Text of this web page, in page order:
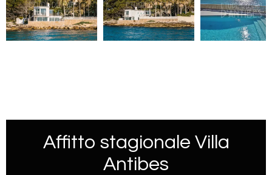
Affitto stagionale Villa
Antibes